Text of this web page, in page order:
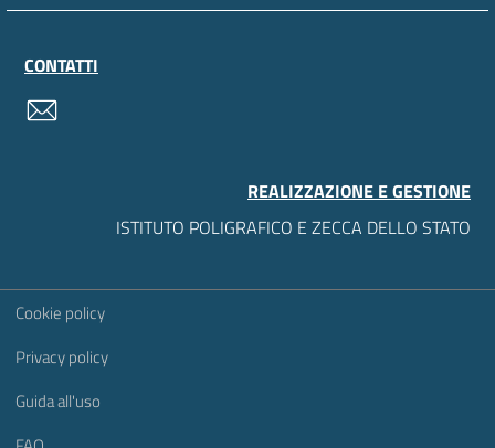
CONTATTI
REALIZZAZIONE E GESTIONE
ISTITUTO POLIGRAFICO E ZECCA DELLO STATO
Sezione Link Utili
Cookie policy
Privacy policy
Guida all'uso